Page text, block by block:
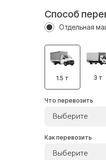
Способ
Отдельная
1.5 т 3 т
Что перевозить
Выберите
Как перевозить
Выберите